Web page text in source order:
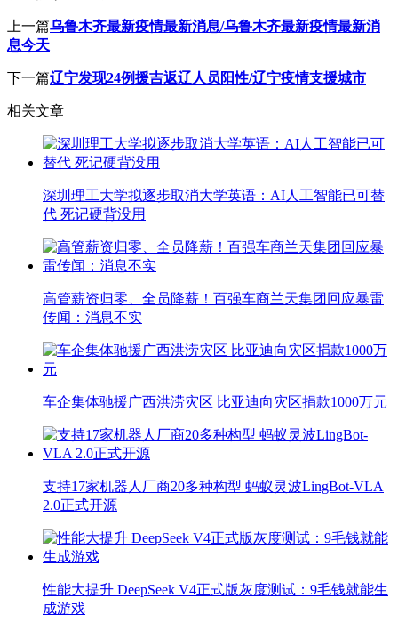
上一篇乌鲁木齐最新疫情最新消息/乌鲁木齐最新疫情最新消
息今天
下一篇辽宁发现24例援吉返辽人员阳性/辽宁疫情支援城市
相关文章
深圳理工大学拟逐步取消大学英语：AI人工智能已可替
代 死记硬背没用
高管薪资归零、全员降薪！百强车商兰天集团回应暴雷
传闻：消息不实
车企集体驰援广西洪涝灾区 比亚迪向灾区捐款1000万元
支持17家机器人厂商20多种构型 蚂蚁灵波LingBot-VLA
2.0正式开源
性能大提升 DeepSeek V4正式版灰度测试：9毛钱就能生
成游戏